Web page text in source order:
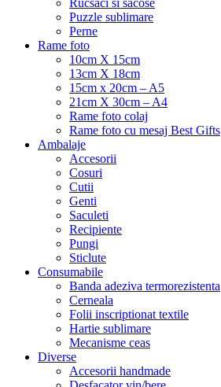
Rucsaci si sacose
Puzzle sublimare
Perne
Rame foto
10cm X 15cm
13cm X 18cm
15cm x 20cm – A5
21cm X 30cm – A4
Rame foto colaj
Rame foto cu mesaj Best Gifts
Ambalaje
Accesorii
Cosuri
Cutii
Genti
Saculeti
Recipiente
Pungi
Sticlute
Consumabile
Banda adeziva termorezistenta
Cerneala
Folii inscriptionat textile
Hartie sublimare
Mecanisme ceas
Diverse
Accesorii handmade